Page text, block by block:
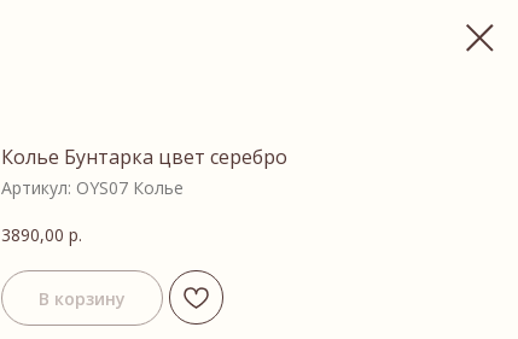
Колье Бунтарка цвет серебро
Артикул: OYS07 Колье
3890,00 р.
В корзину